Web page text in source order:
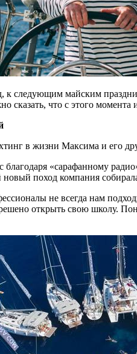
к следующим майским
сказать, что с этого момента
в жизни Максима и его
благодаря «сарафанному
поход компания
не всегда нам
открыть свою школу.